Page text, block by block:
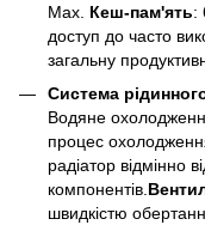
Max. Кеш-пам'ять:
доступ до часто
загальну
Система
Водяне
процес
радіатор відмінно
компонентів.
швидкістю